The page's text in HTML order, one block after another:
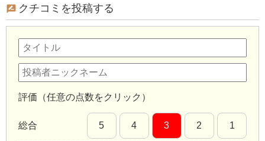
クチコミを投稿する
評価（任意の点数をクリック）
総合 5 4 3 2 1